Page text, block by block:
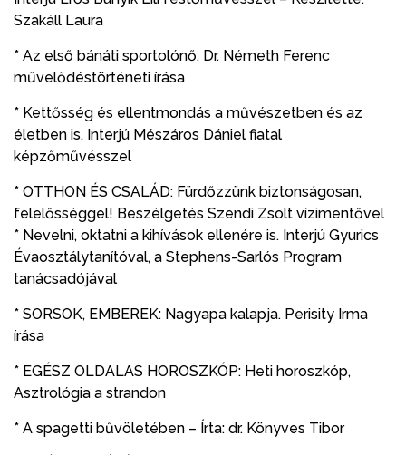
Szakáll Laura
* Az első bánáti sportolónő. Dr. Németh Ferenc
művelődéstörténeti írása
* Kettősség és ellentmondás a művészetben és az
életben is. Interjú Mészáros Dániel fiatal
képzőművésszel
* OTTHON ÉS CSALÁD: Fürdőzzünk biztonságosan,
felelősséggel! Beszélgetés Szendi Zsolt vízimentővel
* Nevelni, oktatni a kihívások ellenére is. Interjú Gyurics
Évaosztálytanítóval, a Stephens-Sarlós Program
tanácsadójával
* SORSOK, EMBEREK: Nagyapa kalapja. Perisity Irma
írása
* EGÉSZ OLDALAS HOROSZKÓP: Heti horoszkóp,
Asztrológia a strandon
* A spagetti bűvöletében – Írta: dr. Könyves Tibor